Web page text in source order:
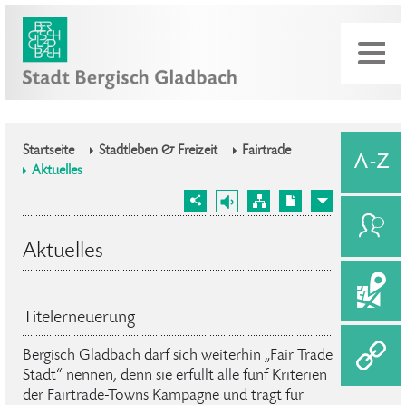
Startseite Stadtleben & Freizeit
Fairtrade
Aktuelles
Aktuelles
Titelerneuerung
Bergisch Gladbach darf sich weiterhin „Fair Trade
Stadt“ nennen, denn sie erfüllt alle fünf Kriterien
der Fairtrade-Towns Kampagne und trägt für